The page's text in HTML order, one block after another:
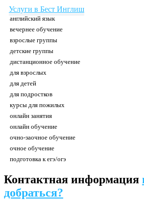
Услуги в Бест Инглиш
английский язык
вечернее обучение
взрослые группы
детские группы
дистанционное обучение
для взрослых
для детей
для подростков
курсы для пожилых
онлайн занятия
онлайн обучение
очно-заочное обучение
очное обучение
подготовка к егэ/огэ
Контактная информация
добраться?